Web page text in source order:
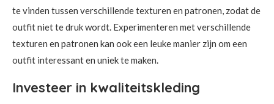
te vinden tussen verschillende texturen en patronen, zodat de
outfit niet te druk wordt. Experimenteren met verschillende
texturen en patronen kan ook een leuke manier zijn om een
outfit interessant en uniek te maken.
Investeer in kwaliteitskleding